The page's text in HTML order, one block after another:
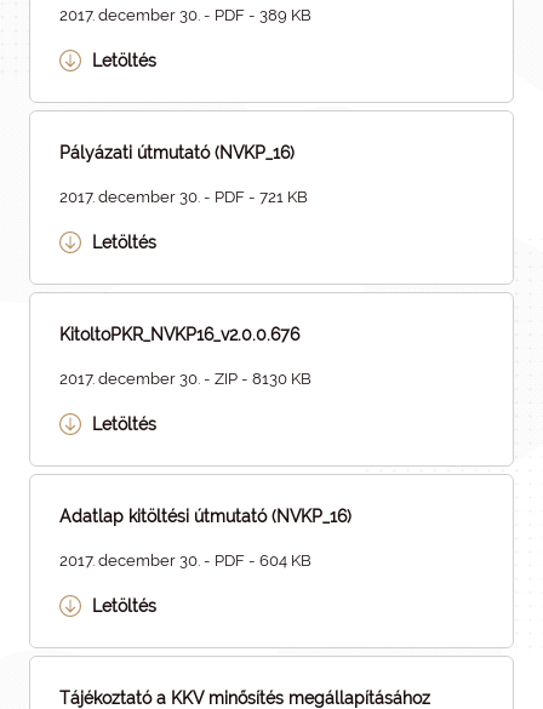
2017. december 30. - PDF - 389 KB
Letöltés
Pályázati útmutató (NVKP_16)
2017. december 30. - PDF - 721 KB
Letöltés
KitoltoPKR_NVKP16_v2.0.0.676
2017. december 30. - ZIP - 8130 KB
Letöltés
Adatlap kitöltési útmutató (NVKP_16)
2017. december 30. - PDF - 604 KB
Letöltés
Tájékoztató a KKV minősítés megállapításához